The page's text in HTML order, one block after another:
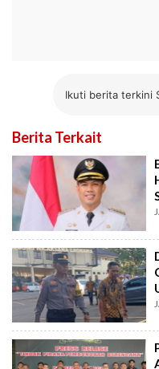
Ikuti berita terkini
Berita Terkait